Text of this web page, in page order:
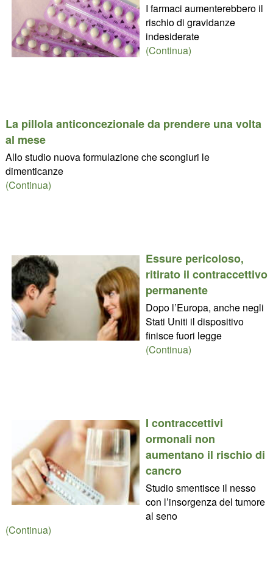
I farmaci aumenterebbero il
rischio di gravidanze
indesiderate
(Continua)
La pillola anticoncezionale da prendere una volta
al mese
Allo studio nuova formulazione che scongiuri le
dimenticanze
(Continua)
Essure pericoloso,
ritirato il contraccettivo
permanente
Dopo l’Europa, anche negli
Stati Uniti il dispositivo
finisce fuori legge
(Continua)
I contraccettivi
ormonali non
aumentano il rischio di
cancro
Studio smentisce il nesso
con l’insorgenza del tumore
al seno
(Continua)